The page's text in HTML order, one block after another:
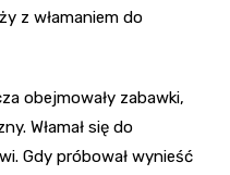
z włamaniem do
obejmowały zabawki,
Włamał się do
Gdy próbował wynieść